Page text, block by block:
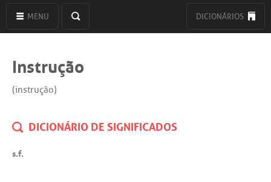
MENU DICIONÁRIOS
Instrução
(instrução)
DICIONÁRIO DE SIGNIFICADOS
s.f.